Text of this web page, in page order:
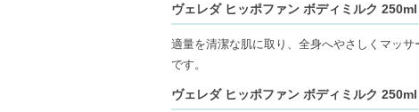
ュでフルーティーな天然精油の香りが全身を
天然成分配合-オーガニックシーバックソーン
ヴェレダ ヒッポファン ボディミルク
適量を清潔な肌に取り、全身へやさしくマッ
です。
ヴェレダ ヒッポファン ボディミルク